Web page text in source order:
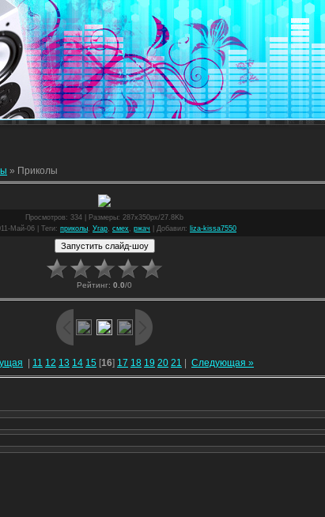
» Приколы
Просмотров: 334 | Размеры: 287x350px/27.8Kb
Май-06 | Теги: приколы Угар смех ржач Добавил: liza-kissa7550
Рейтинг: 0.0/0
| 11 12 13 14 15 [16] 17 18 19 20 21 | Следующая »